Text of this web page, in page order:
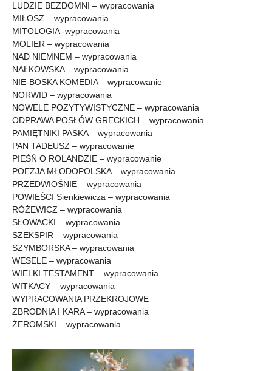
LUDZIE BEZDOMNI – wypracowania
MIŁOSZ – wypracowania
MITOLOGIA -wypracowania
MOLIER – wypracowania
NAD NIEMNEM – wypracowania
NAŁKOWSKA – wypracowania
NIE-BOSKA KOMEDIA – wypracowanie
NORWID – wypracowania
NOWELE POZYTYWISTYCZNE – wypracowania
ODPRAWA POSŁÓW GRECKICH – wypracowania
PAMIĘTNIKI PASKA – wypracowania
PAN TADEUSZ – wypracowanie
PIEŚŃ O ROLANDZIE – wypracowanie
POEZJA MŁODOPOLSKA – wypracowania
PRZEDWIOŚNIE – wypracowania
POWIEŚCI Sienkiewicza – wypracowania
RÓŻEWICZ – wypracowania
SŁOWACKI – wypracowania
SZEKSPIR – wypracowania
SZYMBORSKA – wypracowania
WESELE – wypracowania
WIELKI TESTAMENT – wypracowania
WITKACY – wypracowania
WYPRACOWANIA PRZEKROJOWE
ZBRODNIA I KARA – wypracowania
ŻEROMSKI – wypracowania